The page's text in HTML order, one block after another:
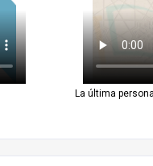
La última